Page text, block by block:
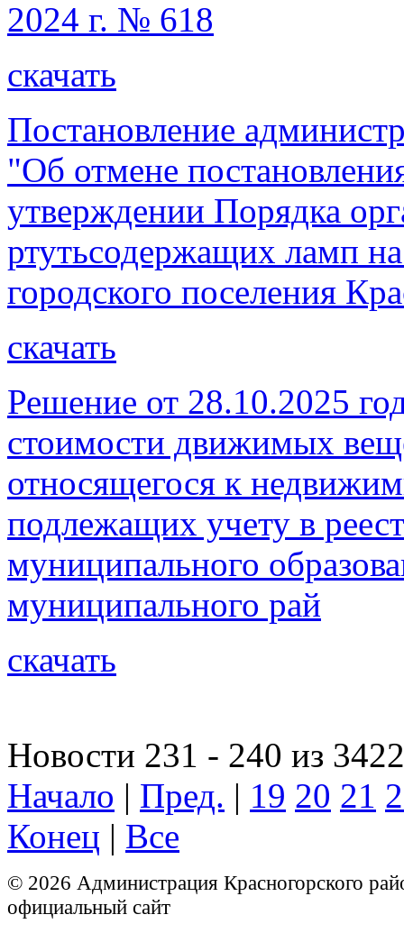
2024 г. № 618
скачать
Постановление
"Об отмене
утверждении Порядка
ртутьсодержащих ламп
городского поселения
скачать
Решение от 28.10.2025
стоимости движимых
относящегося к
подлежащих учету в
муниципального
муниципального рай
скачать
Новости 231 - 240 из 3422
Начало | Пред. | 19 20 21
Конец | Все
© 2026 Администрация Красногорского
официальный сайт